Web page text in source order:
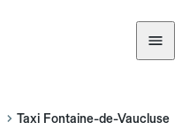
Taxi Fontaine-de-Vaucluse